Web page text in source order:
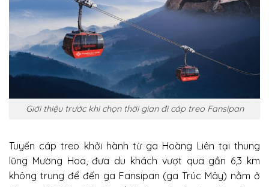
Giới thiệu trước khi chọn thời gian đi cáp treo Fansipan
Tuyến cáp treo khởi hành từ ga Hoàng Liên tại thung
lũng Mường Hoa, đưa du khách vượt qua gần 6,3 km
không trung để đến ga Fansipan (ga Trúc Mây) nằm ở